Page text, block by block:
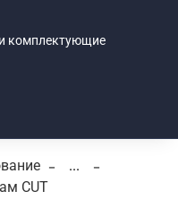
комплектующие
...
CUT